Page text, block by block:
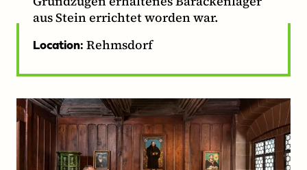
aus Stein errichtet worden war.
Location: Rehmsdorf